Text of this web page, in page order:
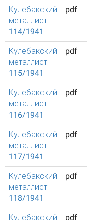
Кулебакский
металлист
114/1941
pdf
Кулебакский
металлист
115/1941
pdf
Кулебакский
металлист
116/1941
pdf
Кулебакский
металлист
117/1941
pdf
Кулебакский
металлист
118/1941
pdf
Кулебакский pdf